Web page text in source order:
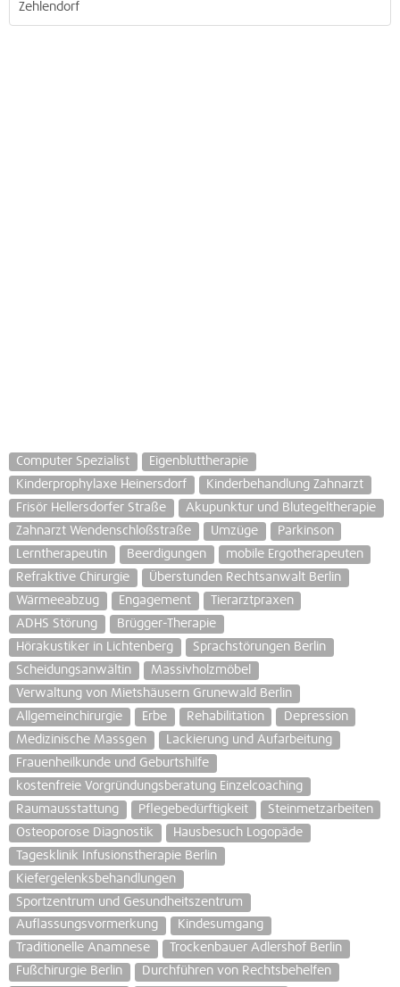
Zehlendorf
Computer Spezialist
Eigenbluttherapie
Kinderprophylaxe Heinersdorf
Kinderbehandlung Zahnarzt
Frisör Hellersdorfer Straße
Akupunktur und Blutegeltherapie
Zahnarzt Wendenschloßstraße
Umzüge
Parkinson
Lerntherapeutin
Beerdigungen
mobile Ergotherapeuten
Refraktive Chirurgie
Überstunden Rechtsanwalt Berlin
Wärmeeabzug
Engagement
Tierarztpraxen
ADHS Störung
Brügger-Therapie
Hörakustiker in Lichtenberg
Sprachstörungen Berlin
Scheidungsanwältin
Massivholzmöbel
Verwaltung von Mietshäusern Grunewald Berlin
Allgemeinchirurgie
Erbe Rehabilitation
Depression
Medizinische Massgen
Lackierung und Aufarbeitung
Frauenheilkunde und Geburtshilfe
kostenfreie Vorgründungsberatung Einzelcoaching
Raumausstattung
Pflegebedürftigkeit
Steinmetzarbeiten
Osteoporose Diagnostik
Hausbesuch Logopäde
Tagesklinik Infusionstherapie Berlin
Kiefergelenksbehandlungen
Sportzentrum und Gesundheitszentrum
Auflassungsvormerkung
Kindesumgang
Traditionelle Anamnese
Trockenbauer Adlershof Berlin
Fußchirurgie Berlin
Durchführen von Rechtsbehelfen